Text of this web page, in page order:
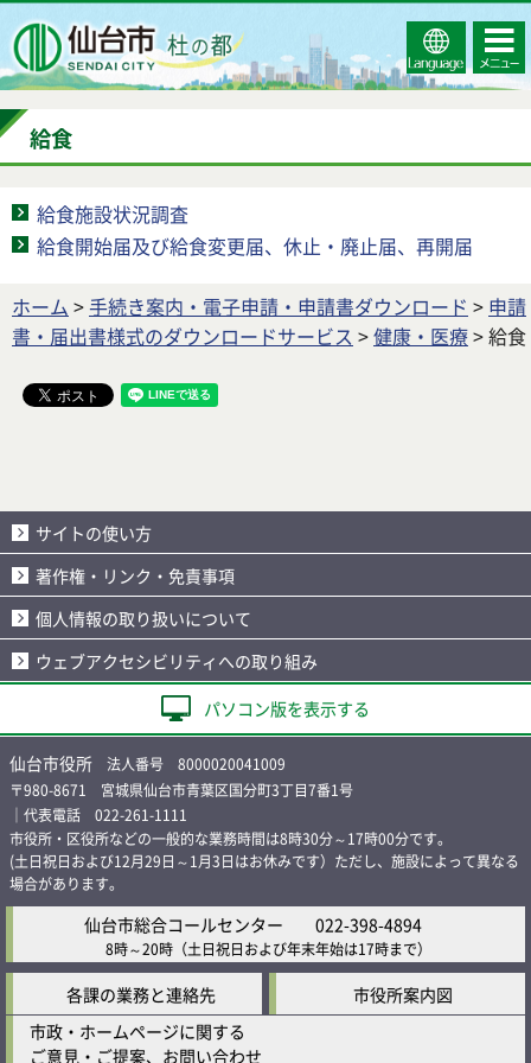
Select
Language
コンテ
ンツメ
ニュー
給食
給食施設状況調査
給食開始届及び給食変更届、休止・廃止届、再開届
ホーム >手続き案内・電子申請・申請書ダウンロード > 申請
書・届出書様式のダウンロードサービス >健康・医療> 給食
サイトの使い方
著作権・リンク・免責事項
個人情報の取り扱いについて
ウェブアクセシビリティへの取り組み
パソコン版を表示する
仙台市役所 法人番号 8000020041009
〒980-8671 宮城県仙台市青葉区国分町3丁目7番1号
｜代表電話 022-261-1111
市役所・区役所などの一般的な業務時間は8時30分～17時00分です。
(土日祝日および12月29日～1月3日はお休みです）ただし、施設によって異なる
場合があります。
仙台市総合コールセンター 022-398-4894
8時～20時 （土日祝日および年末年始は17時まで）
各課の業務と連絡先
市役所案内図
市政・ホームページに関する
ご意見・ご提案、お問い合わせ